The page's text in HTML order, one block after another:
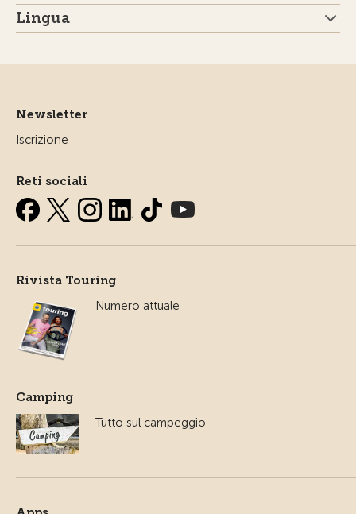
Lingua
Newsletter
Iscrizione
Reti sociali
Rivista Touring
Numero attuale
Camping
Tutto sul campeggio